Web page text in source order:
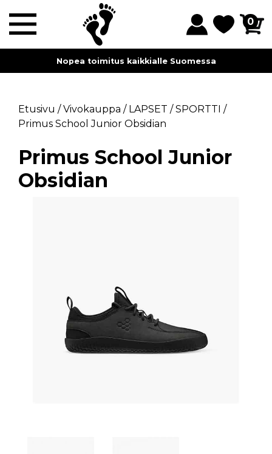
0
Nopea toimitus kaikkialle Suomessa
Etusivu /Vivokauppa / LAPSET /SPORTTI /
Primus School Junior Obsidian
Primus School Junior
Obsidian